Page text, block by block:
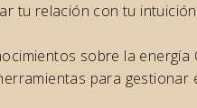
tu relación con tu
sobre la energía
para gestionar